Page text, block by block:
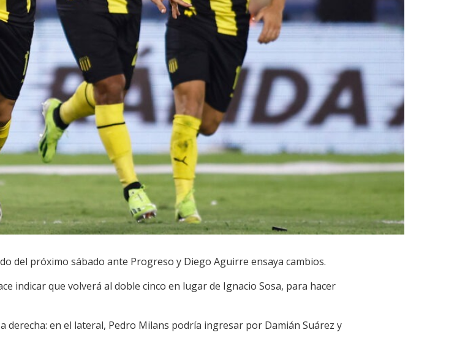
del próximo sábado ante Progreso y Diego Aguirre ensaya cambios.
indicar que volverá al doble cinco en lugar de Ignacio Sosa, para hacer
en el lateral, Pedro Milans podría ingresar por Damián Suárez y